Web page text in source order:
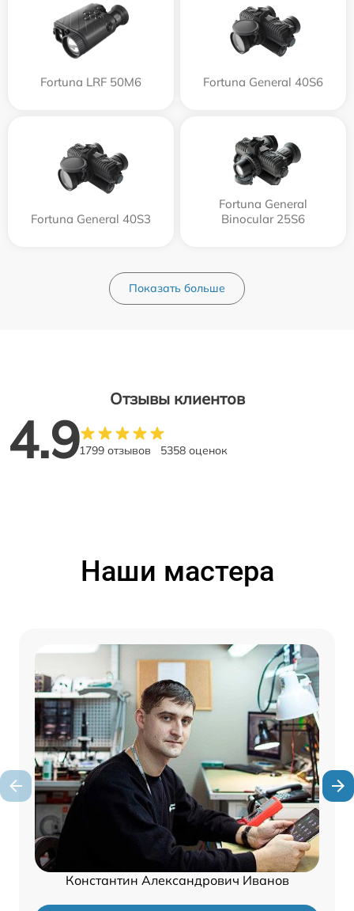
Fortuna LRF 50M6 Fortuna General 40S6
Fortuna General 40S3
Fortuna General
Binocular 25S6
Показать больше
Отзывы клиентов
4.91799 отзывов 5358 оценок
Наши мастера
Константин Александрович Иванов